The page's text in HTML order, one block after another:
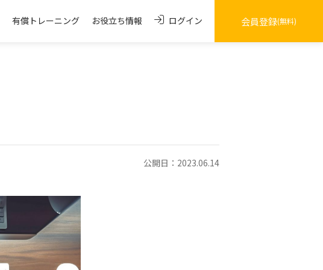
有償トレーニング お役立ち情報 ログイン 会員登録(無料)
公開日：2023.06.14